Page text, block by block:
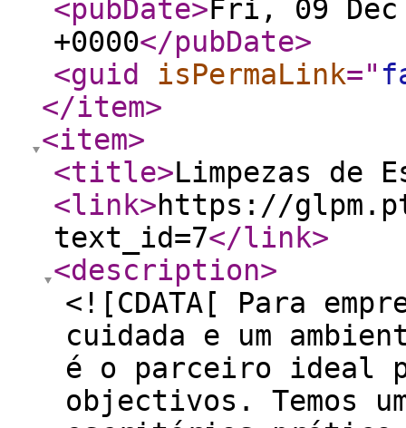
<pubDate>Fri, 09 Dec
+0000</pubDate>
<guid
isPermaLink="
</item>
<item>
<title>Limpezas de
<link>https://
text_id=7</link>
<description>
<![CDATA[ Para
cuidada e um
é o parceiro ideal
objectivos. Temos